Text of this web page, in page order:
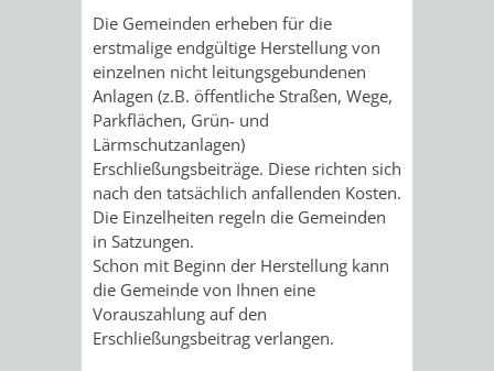
UNTEREN
DENKMALSCHUTZBEHÖRDE
SATZUNGEN
IM
BEREICH
DENKMALSCHUTZ
GENEHMIGUNGSVERFAHREN
TAG
DES
OFFENEN
VERKAUF
STÄDTISCHER
HÄUSER
/
ABWASSERBESEITIGUNG
BÜRGERMEISTER
/
DEZERNATE
AMT
BAURECHTBILDUNG
Die Gemeinden erheben für die
erstmalige endgültige Herstellung von
einzelnen nicht leitungsgebundenen
Anlagen (z.B. öffentliche Straßen, Wege,
Parkflächen, Grün- und
Lärmschutzanlagen)
Erschließungsbeiträge. Diese richten sich
nach den tatsächlich anfallenden Kosten.
Die Einzelheiten regeln die Gemeinden
in Satzungen.
Schon mit Beginn der Herstellung kann
die Gemeinde von Ihnen eine
Vorauszahlung auf den
Erschließungsbeitrag verlangen.